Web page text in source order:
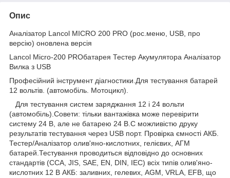
Опис
Аналізатор Lancol MICRO 200 PRO (рос.меню, USB, про
версію) оновлена версія
Lancol Micro-200 PROбатарея Тестер Акумулятора Аналізатор
Вилка з USB
Професійний інструмент діагностики.Для тестування батарей
12 вольтів. (автомобіль. Мотоцикл).
Для тестування систем заряджання 12 і 24 вольти
(автомобіль).Совети: тільки вантажівка може перевірити
систему 24 В, але не батарею 24 В.C можливістю друку
результатів тестування через USB порт. Провірка ємності АКБ.
Тестер/Аналізатор олив'яно-кислотних, гелієвих, АГМ
батарей.Тестування проводиться відповідно до основних
стандартів (CCA, JIS, SAE, EN, DIN, IEC) всіх типів олив'яно-
кислотних 12 В АКБ: заливних, гелевих, AGM, VRLA, EFB, що